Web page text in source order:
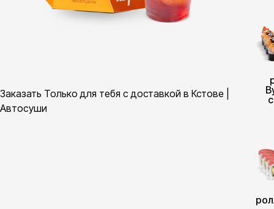
Заказать Только для тебя с доставкой в Кстове |
Автосуши